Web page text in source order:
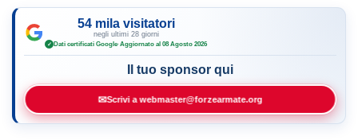
54 mila visitatori
negli ultimi 28 giorni
✓ Dati certificati Google·Aggiornato al 08 Agosto 2026
Il tuo sponsor qui
✉Scrivi a webmaster@forzearmate.org